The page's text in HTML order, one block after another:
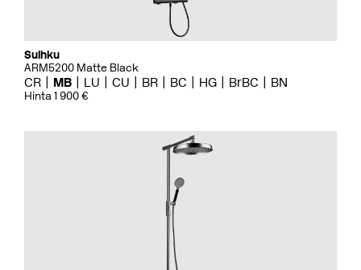
Suihku
ARM5200 Matte Black
CR MB LU CU BR BC HG BrBC BN
Hinta 1 900 €